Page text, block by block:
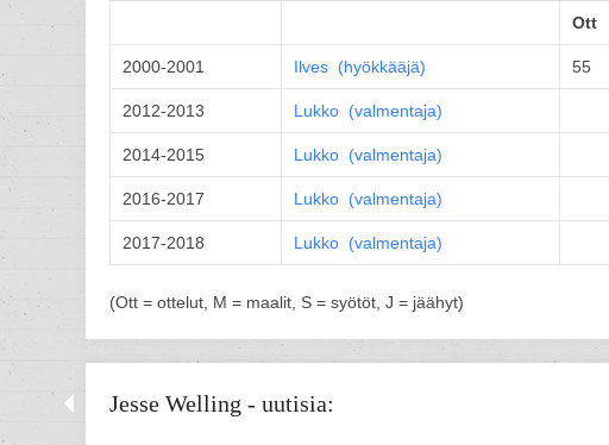
Ott
2000-2001 Ilves (hyökkääjä) 55
2012-2013 Lukko (valmentaja)
2014-2015 Lukko (valmentaja)
2016-2017 Lukko (valmentaja)
2017-2018 Lukko (valmentaja)
(Ott = ottelut, M = maalit, S = syötöt, J = jäähyt)
Jesse Welling - uutisia: